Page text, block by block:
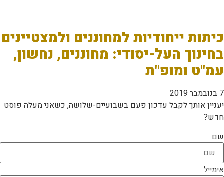
כיתות ייחודיות למחוננים ולמצטיינים
בחינוך העל-יסודי: מחוננים, נחשון,
עמ"ט ומופ"ת
7 בנובמבר 2019
יעניין אותך לקבל עדכון פעם בשבועיים-שלושה, כשאני מעלה פוסט
חדש?
שם
אימייל